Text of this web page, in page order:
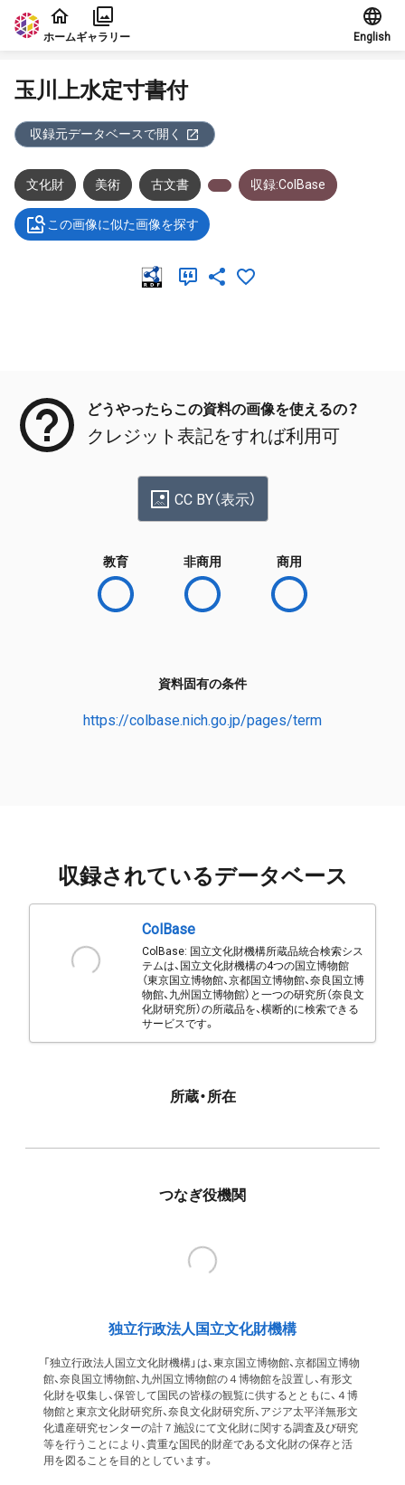
本文に飛ぶ
ホームギャラリー English
玉川上水定寸書付
収録元データベースで開く
文化財 美術 古文書 収録:ColBase
この画像に似た画像を探す
どうやったらこの資料の画像を使えるの？
クレジット表記をすれば利用可
CC BY（表示）
教育 非商用 商用
資料固有の条件
https://colbase.nich.go.jp/pages/term
収録されているデータベース
ColBase
ColBase: 国立文化財機構所蔵品統合検索シス
テムは、国立文化財機構の4つの国立博物館
（東京国立博物館、京都国立博物館、奈良国立博
物館、九州国立博物館）と一つの研究所（奈良文
化財研究所）の所蔵品を、横断的に検索できる
サービスです。
所蔵・所在
つなぎ役機関
独立行政法人国立文化財機構
「独立行政法人国立文化財機構」は、東京国立博物館、京都国立博物
館、奈良国立博物館、九州国立博物館の４博物館を設置し、有形文
化財を収集し、保管して国民の皆様の観覧に供するとともに、４博
物館と東京文化財研究所、奈良文化財研究所、アジア太平洋無形文
化遺産研究センターの計７施設にて文化財に関する調査及び研究
等を行うことにより、貴重な国民的財産である文化財の保存と活
用を図ることを目的としています。